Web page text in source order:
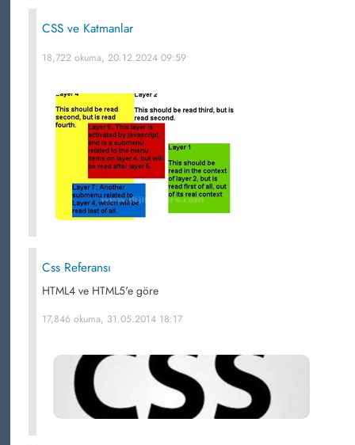
CSS ve Katmanlar
18,722 okuma, 20.12.2024 09:59
Css Referansı
HTML4 ve HTML5'e göre
17,846 okuma, 31.05.2014 18:17